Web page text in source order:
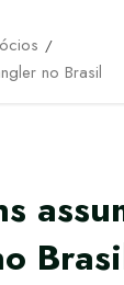
no Brasil